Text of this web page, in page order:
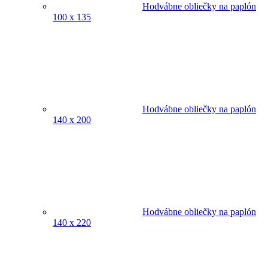
Hodvábne obliečky na paplón
100 x 135
Hodvábne obliečky na paplón
140 x 200
Hodvábne obliečky na paplón
140 x 220